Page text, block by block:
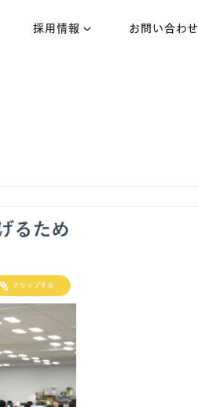
採用情報 お問い合わせ